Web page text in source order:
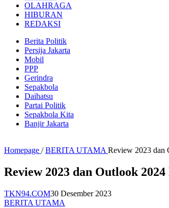
OLAHRAGA
HIBURAN
REDAKSI
Berita Politik
Persija Jakarta
Mobil
PPP
Gerindra
Sepakbola
Daihatsu
Partai Politik
Sepakbola Kita
Banjir Jakarta
Homepage / BERITA UTAMA Review 2023 dan
Review 2023 dan Outlook
TKN94.COM30 Desember 2023
BERITA UTAMA